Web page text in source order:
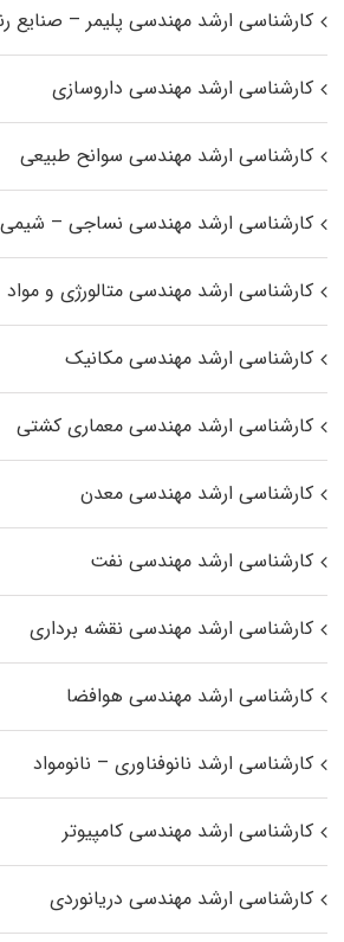
کارشناسی ارشد مهندسی پلیمر – صنایع
کارشناسی ارشد مهندسی داروسازی
کارشناسی ارشد مهندسی سوانح طبیعی
کارشناسی ارشد مهندسی نساجی – شیمی
کارشناسی ارشد مهندسی متالورژی و مواد
کارشناسی ارشد مهندسی مکانیک
کارشناسی ارشد مهندسی معماری کشتی
کارشناسی ارشد مهندسی معدن
کارشناسی ارشد مهندسی نفت
کارشناسی ارشد مهندسی نقشه برداری
کارشناسی ارشد مهندسی هوافضا
کارشناسی ارشد نانوفناوری – نانومواد
کارشناسی ارشد مهندسی کامپیوتر
کارشناسی ارشد مهندسی دریانوردی